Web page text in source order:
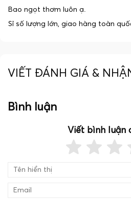
Bao ngọt thơm luôn ạ.
Sỉ số lượng lớn, giao hàng toàn
VIẾT ĐÁNH GIÁ &
Bình luận
Viết bình luận